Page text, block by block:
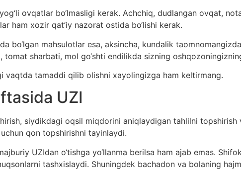
ovqatlar bo‘lmasligi kerak. Achchiq, dudlangan ovqat,
ham xozir qat’iy nazorat ostida bo‘lishi kerak.
bo‘lgan mahsulotlar esa, aksincha, kundalik
sharbati, mol go‘shti endilikda sizning
vaqtda tamaddi qilib olishni xayolingizga ham keltirmang.
UZI
siydikdagi oqsil miqdorini aniqlaydigan tahlilni topshirish
qon topshirishni tayinlaydi.
UZIdan o‘tishga yo‘llanma berilsa ham ajab emas.
tashxislaydi. Shuningdek bachadon va bolaning